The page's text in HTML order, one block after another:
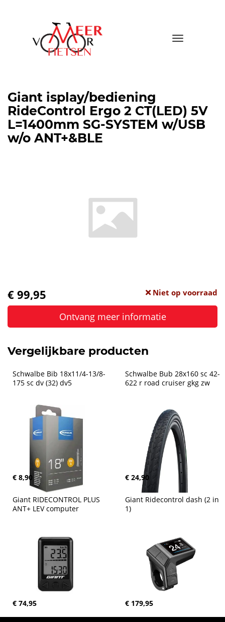
Toggle
Giant isplay/bediening
RideControl Ergo 2 CT(LED) 5V
L=1400mm SG-SYSTEM w/USB
w/o ANT+&BLE
€ 99,95 Niet op voorraad
Ontvang meer informatie
Vergelijkbare producten
Schwalbe Bib 18x11/4-13/8-
175 sc dv (32) dv5
€ 8,90
Schwalbe Bub 28x160 sc 42-
622 r road cruiser gkg zw
€ 24,90
Giant RIDECONTROL PLUS
ANT+ LEV computer
€ 74,95
Giant Ridecontrol dash (2 in
1)
€ 179,95